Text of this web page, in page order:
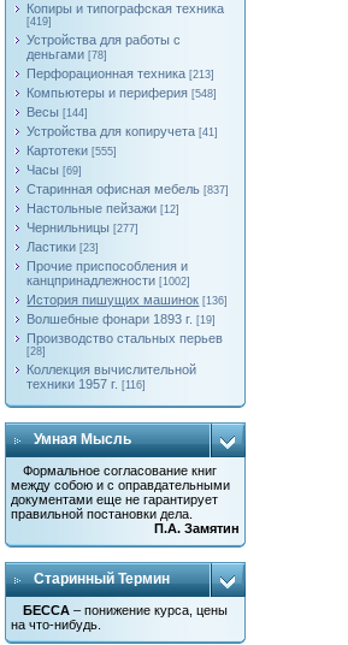
Копиры и типографская техника
[419]
Устройства для работы с
деньгами [78]
Перфорационная техника [213]
Компьютеры и периферия [548]
Весы [144]
Устройства для копиручета [41]
Картотеки [555]
Часы [69]
Старинная офисная мебель [837]
Настольные пейзажи [12]
Чернильницы [277]
Ластики [23]
Прочие приспособления и
канцпринадлежности [1002]
История пишущих машинок [136]
Волшебные фонари 1893 г. [19]
Производство стальных перьев
[28]
Коллекция вычислительной
техники 1957 г. [116]
Умная Мысль
Формальное согласование книг
между собою и с оправдательными
документами еще не гарантирует
правильной постановки дела.
П.А. Замятин
Старинный Термин
БЕССА – понижение курса, цены
на что-нибудь.